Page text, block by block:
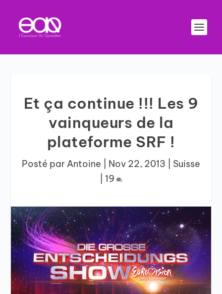
Et ça continue !!! Les 9
vainqueurs de la
plateforme SRF !
Posté par Antoine Nov 22, 2013
Suisse
19